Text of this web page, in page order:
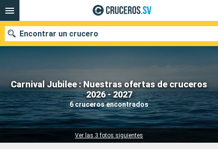
Carnival Jubilee : Nuestras ofertas de cruceros
2026 - 2027
6 cruceros encontrados
Ver las 3 fotos siguientes
Encontrar un crucero
Nuestros destinos
Fecha de salida